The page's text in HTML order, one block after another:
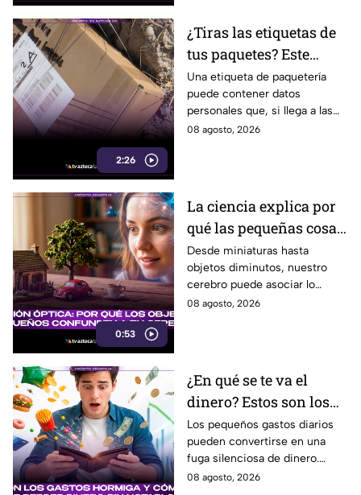
2:26
¿Tiras las etiquetas de
tus paquetes? Este
pequeño descuido
podría ponerte en
riesgo en Tijuana
Una etiqueta de paquetería
puede contener datos
personales que, si llega a las
manos equivocadas, podrían
08 agosto, 2026
0:53
La ciencia explica por
qué las pequeñas cosas
nos parecen tan
adorables
Desde miniaturas hasta
objetos diminutos, nuestro
cerebro puede asociar lo
pequeño con ternura,
08 agosto, 2026
¿En qué se te va el
dinero? Estos son los
gastos hormiga que
pueden vaciar tu
bolsillo
Los pequeños gastos diarios
pueden convertirse en una
fuga silenciosa de dinero.
Identificar los llamados gastos
08 agosto, 2026